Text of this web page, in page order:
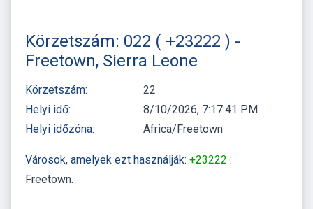
Körzetszám: 022 ( +23222 ) -
Freetown, Sierra Leone
Körzetszám:
22
Helyi idő:
8/10/2026, 7:17:41 PM
Helyi időzóna:
Africa/Freetown
Városok, amelyek ezt használják: +23222 :
Freetown